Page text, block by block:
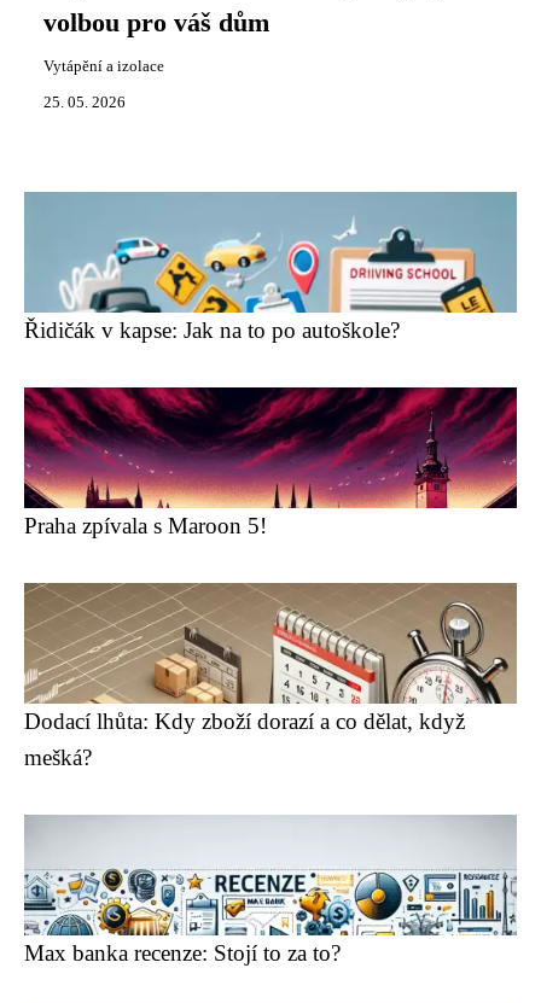
volbou pro váš dům
Vytápění a izolace
25. 05. 2026
Řidičák v kapse: Jak na to po autoškole?
Praha zpívala s Maroon 5!
Dodací lhůta: Kdy zboží dorazí a co dělat, když
mešká?
Max banka recenze: Stojí to za to?